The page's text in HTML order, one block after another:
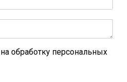
обработку персональных